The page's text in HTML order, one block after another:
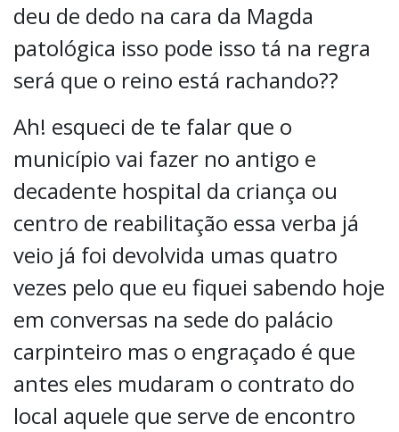
deu de dedo na cara da Magda
patológica isso pode isso tá na regra
será que o reino está rachando??
Ah! esqueci de te falar que o
município vai fazer no antigo e
decadente hospital da criança ou
centro de reabilitação essa verba já
veio já foi devolvida umas quatro
vezes pelo que eu fiquei sabendo hoje
em conversas na sede do palácio
carpinteiro mas o engraçado é que
antes eles mudaram o contrato do
local aquele que serve de encontro